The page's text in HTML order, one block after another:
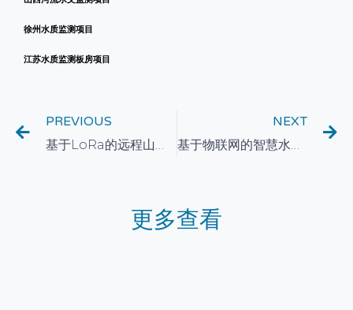
徐州水质监测项目
江苏水质监测板房项目
PREVIOUS
基于LoRa的远程山区饮用水水质在线监测系统构建方案
NEXT
基于物联网的智慧水质监测系统
更多查看